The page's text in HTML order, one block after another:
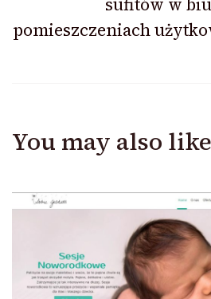
pomieszczeniach
You may also like